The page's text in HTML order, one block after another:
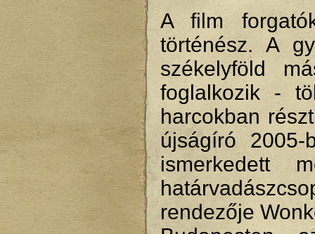
A film
történész. A
székelyföld
foglalkozik -
harcokban
újságíró 2005-
ismerkedett
rendezője